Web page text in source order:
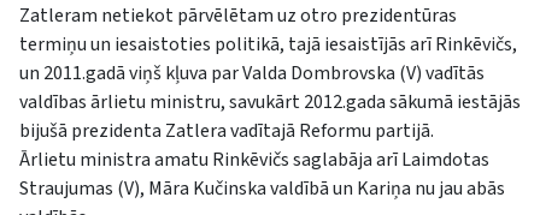
Zatleram netiekot pārvēlētam uz otro prezidentūras
termiņu un iesaistoties politikā, tajā iesaistījās arī Rinkēvičs,
un 2011.gadā viņš kļuva par Valda Dombrovska (V) vadītās
valdības ārlietu ministru, savukārt 2012.gada sākumā iestājās
bijušā prezidenta Zatlera vadītajā Reformu partijā.
Ārlietu ministra amatu Rinkēvičs saglabāja arī Laimdotas
Straujumas (V), Māra Kučinska valdībā un Kariņa nu jau abās